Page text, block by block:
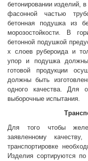
бетонировании изделий,
фасонной частью
бетонная подушка из
морозостойкости. В
бетонной подушкой
х слоев рубероида и
упор и подушка
готовой продукции
должны быть
одного качества. Для
выборочные испытания.
Для того чтобы
заявленному
транспортировке
Изделия сортируются